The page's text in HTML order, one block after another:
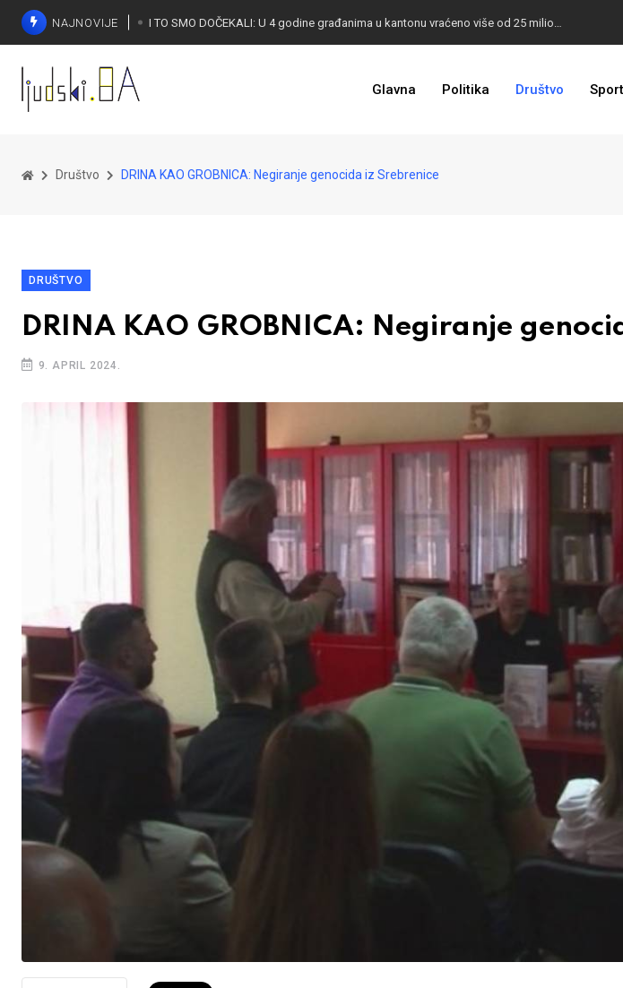
NAJNOVIJE
KONAKOVIĆ PALI ALARM: Otvoreno pismo UN-u
Glavna Politika Društvo Sport
Društvo DRINA KAO GROBNICA: Negiranje genocida iz Srebrenice
DRUŠTVO
DRINA KAO GROBNICA: Negiranje
9. APRIL 2024.